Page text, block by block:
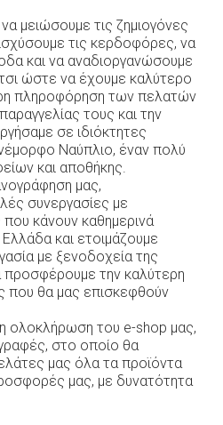
μειώσουμε τις ζημιογόνες
τις κερδοφόρες, να
και να αναδιοργανώσουμε
ώστε να έχουμε καλύτερο
πληροφόρηση των πελατών
τους και την
σε ιδιόκτητες
Ναύπλιο, έναν πολύ
και αποθήκης.
μας,
συνεργασίες με
που κάνουν καθημερινά
και ετοιμάζουμε
με ξενοδοχεία της
την καλύτερη
που θα μας επισκεφθούν
ολοκλήρωση του e-shop μας,
στο οποίο θα
μας όλα τα προϊόντα
μας, με δυνατότητα